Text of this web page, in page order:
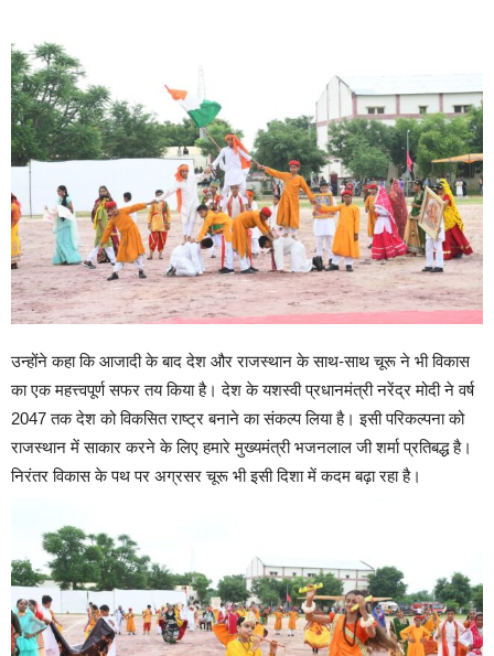
उन्होंने कहा कि आजादी के बाद देश और राजस्थान के साथ-साथ चूरू ने भी विकास
का एक महत्त्वपूर्ण सफर तय किया है। देश के यशस्वी प्रधानमंत्री नरेंद्र मोदी ने वर्ष
2047 तक देश को विकसित राष्ट्र बनाने का संकल्प लिया है। इसी परिकल्पना को
राजस्थान में साकार करने के लिए हमारे मुख्यमंत्री भजनलाल जी शर्मा प्रतिबद्ध है।
निरंतर विकास के पथ पर अग्रसर चूरू भी इसी दिशा में कदम बढ़ा रहा है।